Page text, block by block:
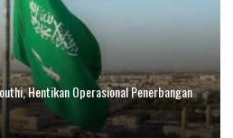
Hentikan Operasional Penerbangan